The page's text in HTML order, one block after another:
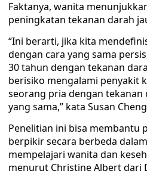
Faktanya, wanita
peningkatan tekanan darah
“Ini berarti, jika kita
dengan cara yang sama
30 tahun dengan tekanan
berisiko mengalami penyakit
seorang pria dengan tekanan
yang sama,” kata Susan
Penelitian ini bisa membantu
berpikir secara berbeda
mempelajari wanita dan
menurut Christine Albert dari